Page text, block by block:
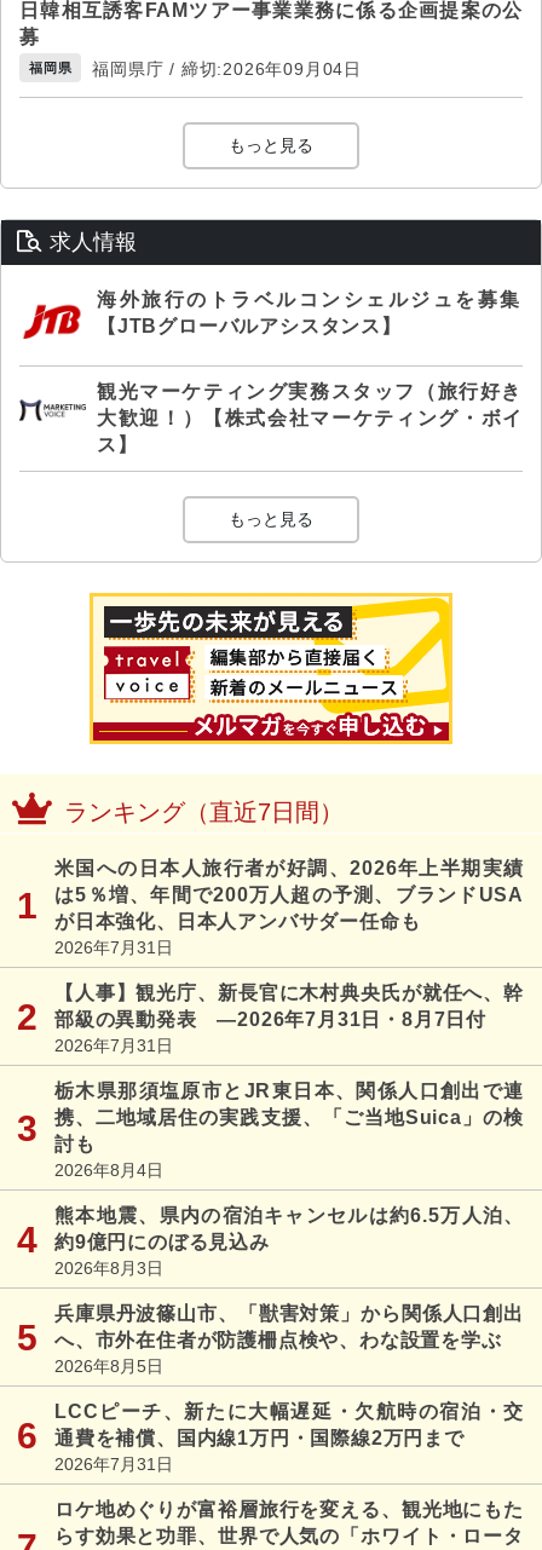
日韓相互誘客FAMツアー事業業務に係る企画提案の公
募
福岡県 福岡県庁 / 締切:2026年09月04日
もっと見る
求人情報
海外旅行のトラベルコンシェルジュを募集
【JTBグローバルアシスタンス】
観光マーケティング実務スタッフ（旅行好き
大歓迎！）【株式会社マーケティング・ボイ
ス】
もっと見る
ランキング（直近7日間）
米国への日本人旅行者が好調、2026年上半期実績
は5％増、年間で200万人超の予測、ブランドUSA
が日本強化、日本人アンバサダー任命も
2026年7月31日
【人事】観光庁、新長官に木村典央氏が就任へ、幹
部級の異動発表 ―2026年7月31日・8月7日付
2026年7月31日
栃木県那須塩原市とJR東日本、関係人口創出で連
携、二地域居住の実践支援、「ご当地Suica」の検
討も
2026年8月4日
熊本地震、県内の宿泊キャンセルは約6.5万人泊、
約9億円にのぼる見込み
2026年8月3日
兵庫県丹波篠山市、「獣害対策」から関係人口創出
へ、市外在住者が防護柵点検や、わな設置を学ぶ
2026年8月5日
LCCピーチ、新たに大幅遅延・欠航時の宿泊・交
通費を補償、国内線1万円・国際線2万円まで
2026年7月31日
ロケ地めぐりが富裕層旅行を変える、観光地にもた
らす効果と功罪、世界で人気の「ホワイト・ロータ